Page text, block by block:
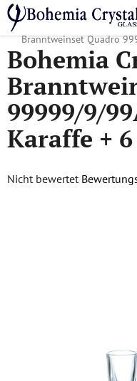
Zum
Inhalt
springen
Startseite
/ Lieblingskollektionen /
Branntweinset Quadro
Bohemia
99999/9/
Karaffe +
Die
Nicht bewertet